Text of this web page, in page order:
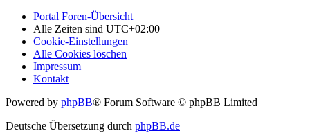
Portal Foren-Übersicht
Alle Zeiten sind UTC+02:00
Cookie-Einstellungen
Alle Cookies löschen
Impressum
Kontakt
Powered by phpBB® Forum Software © phpBB Limited
Deutsche Übersetzung durch phpBB.de